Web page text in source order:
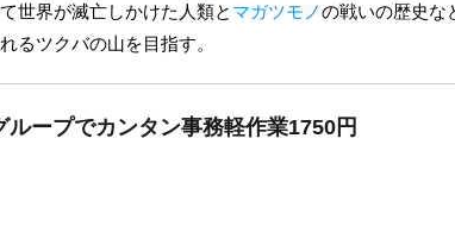
世界が滅亡しかけた人類と マガツモノの戦いの歴史な
るツクバの山を目指す。
ープでカンタン事務軽作業1750円